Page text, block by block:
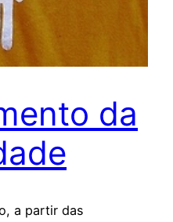
da
a partir das